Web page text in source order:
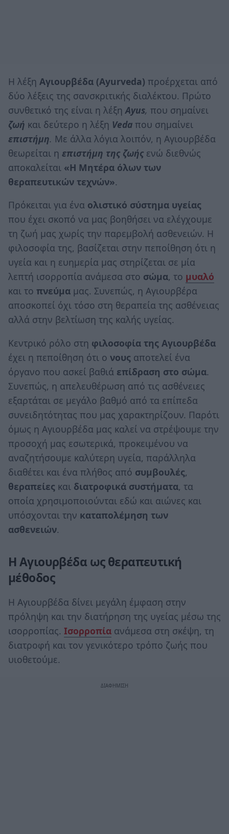
Η λέξη Αγιουρβέδα (Ayurveda) προέρχεται από
δύο λέξεις της σανσκριτικής διαλέκτου. Πρώτο
συνθετικό της είναι η λέξη Ayus, που σημαίνει
ζωή και δεύτερο η λέξη Veda που σημαίνει
επιστήμη. Με άλλα λόγια λοιπόν, η Αγιουρβέδα
θεωρείται η επιστήμη της ζωής ενώ διεθνώς
αποκαλείται «Η Μητέρα όλων των
θεραπευτικών τεχνών».
Πρόκειται για ένα ολιστικό σύστημα υγείας
που έχει σκοπό να μας βοηθήσει να ελέγχουμε
τη ζωή μας χωρίς την παρεμβολή ασθενειών. Η
φιλοσοφία της, βασίζεται στην πεποίθηση ότι η
υγεία και η ευημερία μας στηρίζεται σε μία
λεπτή ισορροπία ανάμεσα στο σώμα, το μυαλό
και το πνεύμα μας. Συνεπώς, η Αγιουρβέρα
αποσκοπεί όχι τόσο στη θεραπεία της ασθένειας
αλλά στην βελτίωση της καλής υγείας.
Κεντρικό ρόλο στη φιλοσοφία της Αγιουρβέδα
έχει η πεποίθηση ότι ο νους αποτελεί ένα
όργανο που ασκεί βαθιά επίδραση στο σώμα.
Συνεπώς, η απελευθέρωση από τις ασθένειες
εξαρτάται σε μεγάλο βαθμό από τα επίπεδα
συνειδητότητας που μας χαρακτηρίζουν. Παρότι
όμως η Αγιουρβέδα μας καλεί να στρέψουμε την
προσοχή μας εσωτερικά, προκειμένου να
αναζητήσουμε καλύτερη υγεία, παράλληλα
διαθέτει και ένα πλήθος από συμβουλές,
θεραπείες και διατροφικά συστήματα, τα
οποία χρησιμοποιούνται εδώ και αιώνες και
υπόσχονται την καταπολέμηση των
ασθενειών.
Η Αγιουρβέδα ως θεραπευτική
μέθοδος
Η Αγιουρβέδα δίνει μεγάλη έμφαση στην
πρόληψη και την διατήρηση της υγείας μέσω της
ισορροπίας. Ισορροπία ανάμεσα στη σκέψη, τη
διατροφή και τον γενικότερο τρόπο ζωής που
υιοθετούμε.